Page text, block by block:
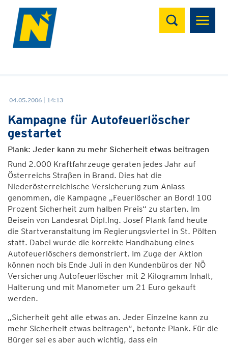
Suchen
04.05.2006 | 14:13
Kampagne für Autofeuerlöscher
gestartet
Plank: Jeder kann zu mehr Sicherheit etwas beitragen
Rund 2.000 Kraftfahrzeuge geraten jedes Jahr auf
Österreichs Straßen in Brand. Dies hat die
Niederösterreichische Versicherung zum Anlass
genommen, die Kampagne „Feuerlöscher an Bord! 100
Prozent Sicherheit zum halben Preis“ zu starten. Im
Beisein von Landesrat Dipl.Ing. Josef Plank fand heute
die Startveranstaltung im Regierungsviertel in St. Pölten
statt. Dabei wurde die korrekte Handhabung eines
Autofeuerlöschers demonstriert. Im Zuge der Aktion
können noch bis Ende Juli in den Kundenbüros der NÖ
Versicherung Autofeuerlöscher mit 2 Kilogramm Inhalt,
Halterung und mit Manometer um 21 Euro gekauft
werden.
„Sicherheit geht alle etwas an. Jeder Einzelne kann zu
mehr Sicherheit etwas beitragen“, betonte Plank. Für die
Bürger sei es aber auch wichtig, dass ein